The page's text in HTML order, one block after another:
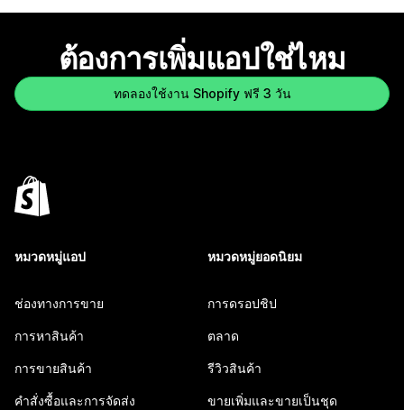
ต้องการเพิ่มแอปใช่ไหม
ทดลองใช้งาน Shopify ฟรี 3 วัน
หมวดหมู่แอป
ช่องทางการขาย
การหาสินค้า
การขายสินค้า
คำสั่งซื้อและการจัดส่ง
หมวดหมู่ยอดนิยม
การดรอปชิป
ตลาด
รีวิวสินค้า
ขายเพิ่มและขายเป็นชุด